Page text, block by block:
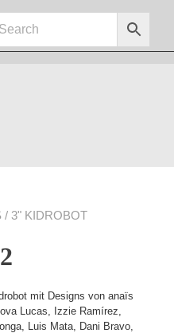
/ 3" KIDROBOT
mit Designs von anaïs
Lucas, Izzie Ramírez,
Luis Mata, Dani Bravo,